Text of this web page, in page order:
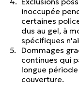
inoccupée
certaines
dus au gel, à
spécifiques
Dommages
continues qui
longue
couverture.